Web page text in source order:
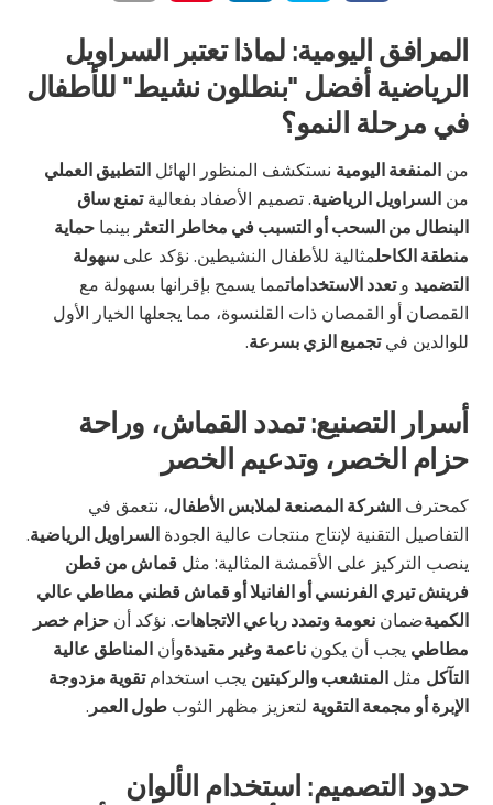
المرافق اليومية: لماذا تعتبر السراويل
الرياضية أفضل "بنطلون نشيط" للأطفال
في مرحلة النمو؟
منالمنفعة اليومية نستكشف المنظور الهائلالتطبيق العملي
منالسراويل الرياضية. تصميم الأصفاد بفعاليةتمنع ساق
البنطال من السحب أو التسبب في مخاطر التعثر بينماحماية
منطقة الكاحلمثالية للأطفال النشيطين. نؤكد علىسهولة
التضميد وتعدد الاستخداماتمما يسمح بإقرانها بسهولة مع
القمصان أو القمصان ذات القلنسوة، مما يجعلها الخيار الأول
للوالدين فيتجميع الزي بسرعة.
أسرار التصنيع: تمدد القماش، وراحة
حزام الخصر، وتدعيم الخصر
كمحترفالشركة المصنعة لملابس الأطفال، نتعمق في
التفاصيل التقنية لإنتاج منتجات عالية الجودةالسراويل الرياضية.
ينصب التركيز على الأقمشة المثالية: مثلقماش من قطن
فرينش تيري الفرنسي أو الفانيلا أو قماش قطني مطاطي عالي
الكميةضماننعومة وتمدد رباعي الاتجاهات. نؤكد أنحزام خصر
مطاطي يجب أن يكونناعمة وغير مقيدةوأنالمناطق عالية
التآكل مثلالمنشعب والركبتين يجب استخدامتقوية مزدوجة
الإبرة أو مجمعة التقوية لتعزيز مظهر الثوبطول العمر.
حدود التصميم: استخدام الألوان